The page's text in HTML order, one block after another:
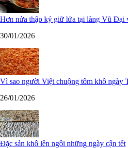
Hơn nửa thập kỷ giữ lửa tại làng Vũ Đại
30/01/2026
Vì sao người Việt chuộng tôm khô ngày
26/01/2026
Đặc sản khô lên ngôi những ngày cận tết